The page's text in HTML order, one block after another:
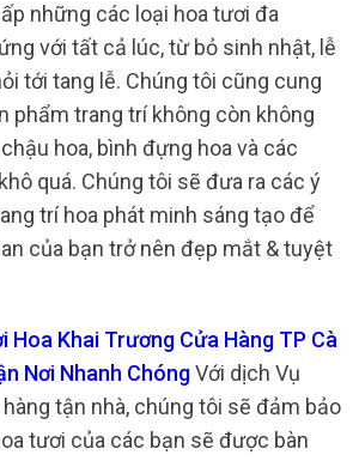
những các loại hoa tươi đa
với tất cả lúc, từ bỏ sinh nhật, lễ
tới tang lễ. Chúng tôi cũng cung
phẩm trang trí không còn không
hoa, bình đựng hoa và các
quá. Chúng tôi sẽ đưa ra các ý
trí hoa phát minh sáng tạo để
của bạn trở nên đẹp mắt & tuyệt
Hoa Khai Trương Cửa Hàng TP Cà
Nơi Nhanh ChóngVới dịch Vụ
tận nhà, chúng tôi sẽ đảm bảo
tươi của các bạn sẽ được bàn